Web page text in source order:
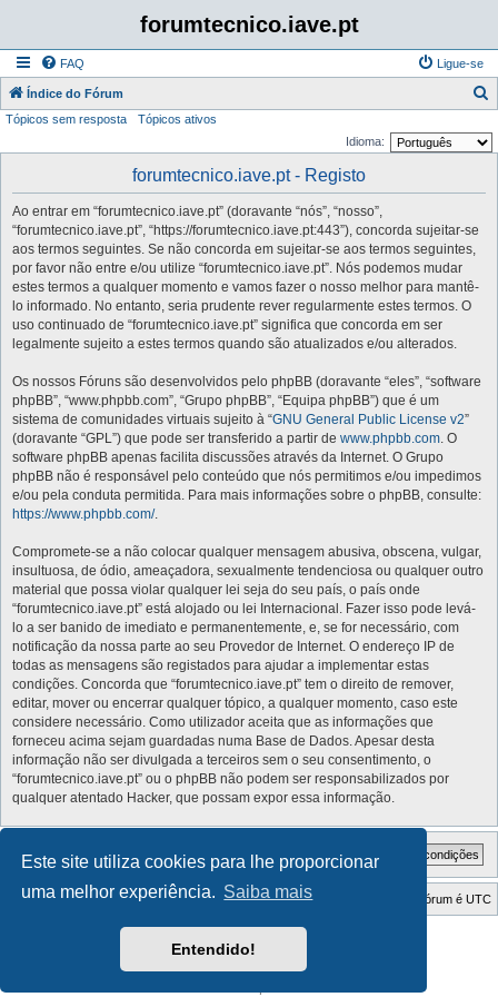
Este site utiliza cookies para lhe proporcionar
uma melhor experiência. Saiba mais
Entendido!
forumtecnico.iave.pt
FAQ Ligue-se
Índice do Fórum
Tópicos sem resposta
Tópicos ativos
Idioma:
forumtecnico.iave.pt - Registo
Ao entrar em “forumtecnico.iave.pt” (doravante “nós”, “nosso”,
“forumtecnico.iave.pt”, “https://forumtecnico.iave.pt:443”), concorda sujeitar-se
aos termos seguintes. Se não concorda em sujeitar-se aos termos seguintes,
por favor não entre e/ou utilize “forumtecnico.iave.pt”. Nós podemos mudar
estes termos a qualquer momento e vamos fazer o nosso melhor para mantê-
lo informado. No entanto, seria prudente rever regularmente estes termos. O
uso continuado de “forumtecnico.iave.pt” significa que concorda em ser
legalmente sujeito a estes termos quando são atualizados e/ou alterados.
Os nossos Fóruns são desenvolvidos pelo phpBB (doravante “eles”, “software
phpBB”, “www.phpbb.com”, “Grupo phpBB”, “Equipa phpBB”) que é um
sistema de comunidades virtuais sujeito à “GNU General Public License v2”
(doravante “GPL”) que pode ser transferido a partir de www.phpbb.com. O
software phpBB apenas facilita discussões através da Internet. O Grupo
phpBB não é responsável pelo conteúdo que nós permitimos e/ou impedimos
e/ou pela conduta permitida. Para mais informações sobre o phpBB, consulte:
https://www.phpbb.com/.
Compromete-se a não colocar qualquer mensagem abusiva, obscena, vulgar,
insultuosa, de ódio, ameaçadora, sexualmente tendenciosa ou qualquer outro
material que possa violar qualquer lei seja do seu país, o país onde
“forumtecnico.iave.pt” está alojado ou lei Internacional. Fazer isso pode levá-
lo a ser banido de imediato e permanentemente, e, se for necessário, com
notificação da nossa parte ao seu Provedor de Internet. O endereço IP de
todas as mensagens são registados para ajudar a implementar estas
condições. Concorda que “forumtecnico.iave.pt” tem o direito de remover,
editar, mover ou encerrar qualquer tópico, a qualquer momento, caso este
considere necessário. Como utilizador aceita que as informações que
forneceu acima sejam guardadas numa Base de Dados. Apesar desta
informação não ser divulgada a terceiros sem o seu consentimento, o
“forumtecnico.iave.pt” ou o phpBB não podem ser responsabilizados por
qualquer atentado Hacker, que possam expor essa informação.
Índice do Fórum O Fuso Horário do Fórum é UTC
GTA game
Desenvolvido porphpBB® Forum Software © phpBB Limited
phpBB Portugal